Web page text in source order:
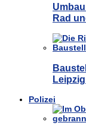
Rad
Polizei